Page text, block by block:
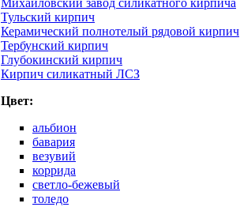
Тульский кирпич
Керамический полнотелый рядовой кирпич
Тербунский кирпич
Глубокинский кирпич
Кирпич силикатный ЛСЗ
Цвет:
альбион
бавария
везувий
коррида
светло-бежевый
толедо